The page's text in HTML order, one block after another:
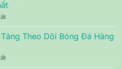
Bí
Quyết
Chiến
Cái:
Theo Dõi Bóng Đá Hàng
Cá